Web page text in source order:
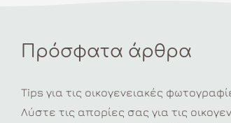
Πρόσφατα άρθρα
Tips για τις οικογενειακές
Λύστε τις απορίες σας για τις